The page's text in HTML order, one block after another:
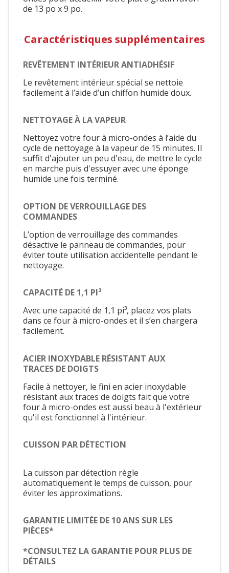
de 13 po x 9 po.
Caractéristiques supplémentaires
REVÊTEMENT INTÉRIEUR ANTIADHÉSIF
Le revêtement intérieur spécial se nettoie
facilement à l’aide d’un chiffon humide doux.
NETTOYAGE À LA VAPEUR
Nettoyez votre four à micro-ondes à l’aide du
cycle de nettoyage à la vapeur de 15 minutes. Il
suffit d'ajouter un peu d'eau, de mettre le cycle
en marche puis d'essuyer avec une éponge
humide une fois terminé.
OPTION DE VERROUILLAGE DES
COMMANDES
L’option de verrouillage des commandes
désactive le panneau de commandes, pour
éviter toute utilisation accidentelle pendant le
nettoyage.
CAPACITÉ DE 1,1 PI³
Avec une capacité de 1,1 pi³, placez vos plats
dans ce four à micro-ondes et il s’en chargera
facilement.
ACIER INOXYDABLE RÉSISTANT AUX
TRACES DE DOIGTS
Facile à nettoyer, le fini en acier inoxydable
résistant aux traces de doigts fait que votre
four à micro-ondes est aussi beau à l'extérieur
qu'il est fonctionnel à l'intérieur.
CUISSON PAR DÉTECTION
La cuisson par détection règle
automatiquement le temps de cuisson, pour
éviter les approximations.
GARANTIE LIMITÉE DE 10 ANS SUR LES
PIÈCES*
*CONSULTEZ LA GARANTIE POUR PLUS DE
DÉTAILS